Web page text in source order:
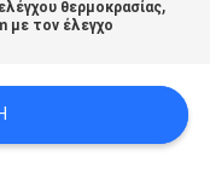
θερμοκρασίας,
με τον έλεγχο